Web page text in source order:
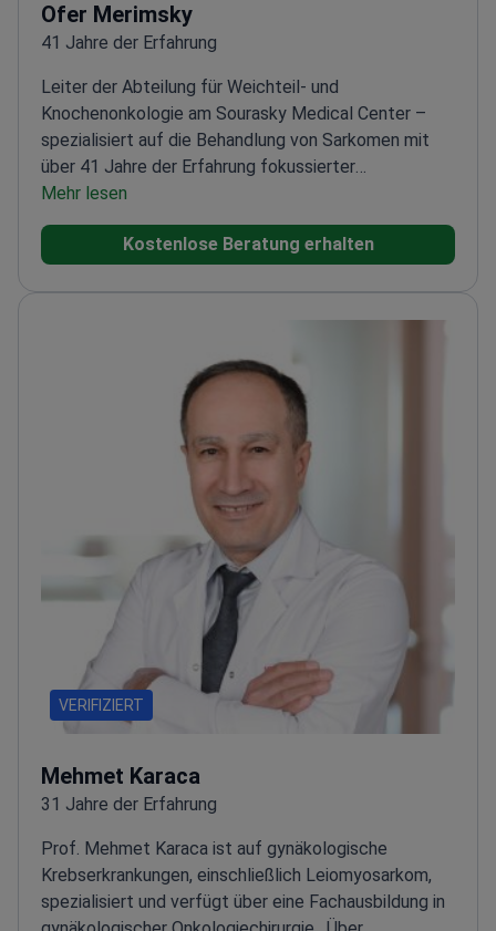
Ofer Merimsky
41 Jahre der Erfahrung
Leiter der Abteilung für Weichteil- und
Knochenonkologie am Sourasky Medical Center –
spezialisiert auf die Behandlung von Sarkomen mit
über 41 Jahre der Erfahrung fokussierter
Erfahrung.
am Institut Gustave Roussy in ParisMitglied der
ESMO-Fakultät für Weichteil- und
Sarkombehandlungen und -ergebnissenLeitet
Mehr lesen
Kostenlose Beratung erhalten
VERIFIZIERT
Mehmet Karaca
31 Jahre der Erfahrung
Prof. Mehmet Karaca ist auf gynäkologische
Krebserkrankungen, einschließlich Leiomyosarkom,
spezialisiert und verfügt über eine Fachausbildung in